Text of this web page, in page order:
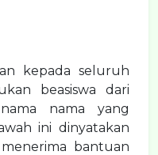
kepada seluruh
beasiswa dari
nama yang
ini dinyatakan
bantuan